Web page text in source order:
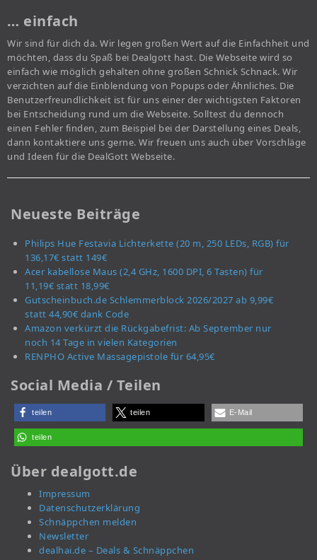
… einfach
Wir sind für dich da. Wir legen großen Wert auf die Einfachheit und
möchten, dass du Spaß bei Dealgott hast. Die Webseite wird so
einfach wie möglich gehalten ohne großen Schnick Schnack. Wir
verzichten auf die Einblendung von Popups oder Ähnliches. Die
Benutzerfreundlichkeit ist für uns einer der wichtigsten Faktoren
bei Entscheidung rund um die Webseite. Solltest du dennoch
einen Fehler finden, zum Beispiel bei der Darstellung eines Deals,
dann kontaktiere uns gerne. Wir freuen uns auch über Vorschläge
und Ideen für die DealGott Webseite.
Neueste Beiträge
Philips Hue Festavia Lichterkette (20 m, 250 LEDs, RGB) für
136,17€ statt 149€
Acer kabellose Maus (2,4 GHz, 1600 DPI, 6 Tasten) für
11,19€ statt 18,99€
Gutscheinbuch.de Schlemmerblock 2026/2027 ab 9,99€
statt 44,90€ dank Code
Amazon verkürzt die Rückgabefrist: Ab September nur
noch 14 Tage in vielen Kategorien
RENPHO Active Massagepistole für 64,95€
Social Media / Teilen
teilen teilen E-Mail
teilen
Über dealgott.de
Impressum
Datenschutzerklärung
Schnäppchen melden
Newsletter
dealhai.de – Deals & Schnäppchen